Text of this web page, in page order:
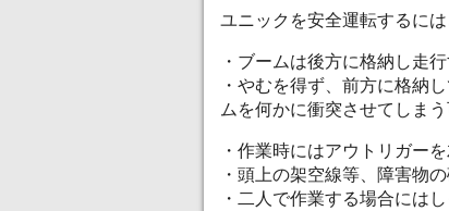
ユニックを安全運転するに
・ブームは後方に格納し走
・やむを得ず、前方に格納
ムを何かに衝突させてしま
・作業時にはアウトリガー
・頭上の架空線等、障害物
・二人で作業する場合には